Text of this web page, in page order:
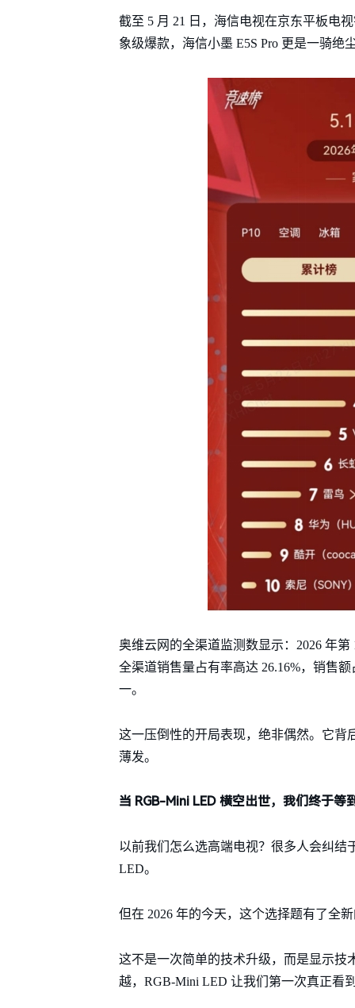
截至 5 月 21 日，海信电视在京东平板电
象级爆款，海信小墨 E5S Pro 更是一骑绝
奥维云网的全渠道监测数显示：2026 年
全渠道销售量占有率高达 26.16%，销售
一。
这一压倒性的开局表现，绝非偶然。它背
薄发。
当 RGB-Mini LED 横空出世，我们终于等
以前我们怎么选高端电视？很多人会纠
LED。
但在 2026 年的今天，这个选择题有了全
这不是一次简单的技术升级，而是显示技
越，RGB-Mini LED 让我们第一次真正看